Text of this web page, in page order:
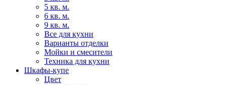
5 кв. м.
6 кв. м.
9 кв. м.
Все для кухни
Варианты отделки
Мойки и смесители
Техника для кухни
Шкафы-купе
Цвет